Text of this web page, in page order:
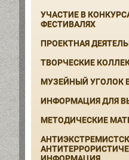
УЧАСТИЕ В
ФЕСТИВАЛЯХ
ПРОЕКТНАЯ
ТВОРЧЕСКИЕ
МУЗЕЙНЫЙ УГОЛОК
ИНФОРМАЦИЯ ДЛЯ
МЕТОДИЧЕСКИЕ